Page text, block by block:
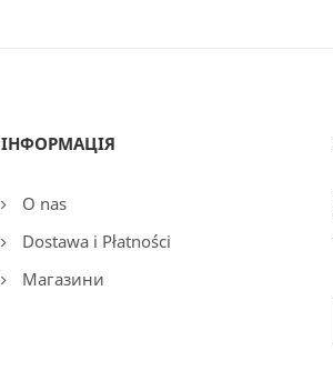
ІНФОРМАЦІЯ
O nas
Dostawa i Płatności
Магазини